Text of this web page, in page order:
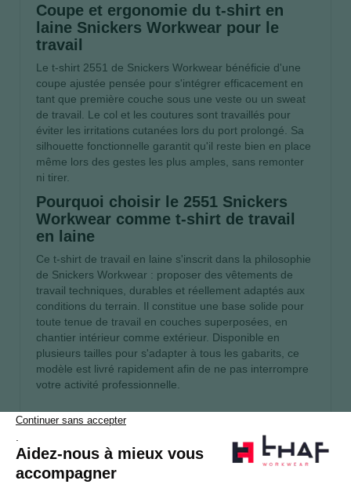
Coupe et ergonomie du t-shirt en
laine Snickers Workwear pour le
travail
Le t-shirt 2551 de Snickers Workwear bénéficie d'une
coupe ajustée pensée pour s'intégrer efficacement en
tant que première couche sous une veste ou un sweat
de travail. Le col et les coutures sont travaillés pour
éviter les irritations cutanées lors du port prolongé. Sa
silhouette fonctionnelle garantit qu'il reste bien en place
même lors des gestes les plus amples, sans remonter
ni tirer.
Pourquoi choisir le 2551 Snickers
Workwear comme t-shirt de travail
en laine
Ce t-shirt de travail en laine s'inscrit dans la philosophie
de Snickers Workwear : proposer des vêtements de
travail techniques, durables et réellement adaptés aux
conditions du terrain. Il constitue une base solide pour
toute tenue de travail en couches superposées, en
chantier intérieur comme extérieur. Disponible en
plusieurs tailles pour s'adapter à tous les gabarits, ce
modèle est livré rapidement afin de ne pas interrompre
votre activité professionnelle.